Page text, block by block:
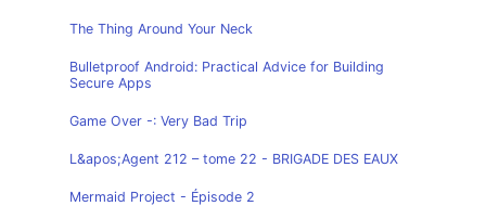
The Thing Around Your Neck
Bulletproof Android: Practical Advice for Building
Secure Apps
Game Over -: Very Bad Trip
L&apos;Agent 212 – tome 22 - BRIGADE DES EAUX
Mermaid Project - Épisode 2